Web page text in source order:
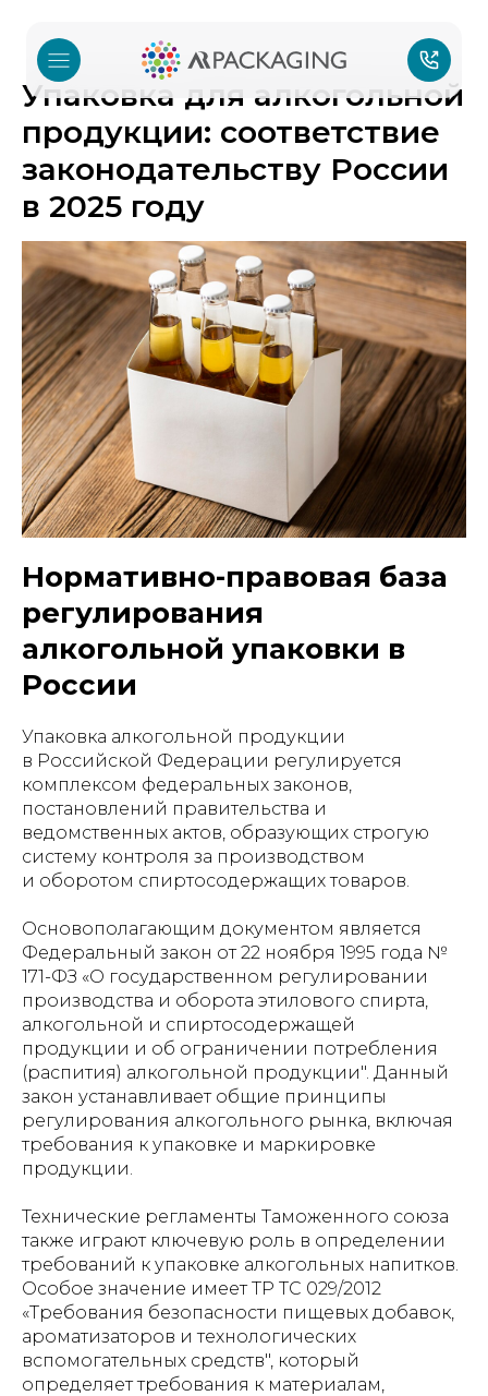
Упаковка для алкогольной
продукции: соответствие
законодательству России
в 2025 году
Нормативно-правовая база
регулирования
алкогольной упаковки в
России
Упаковка алкогольной продукции
в Российской Федерации регулируется
комплексом федеральных законов,
постановлений правительства и
ведомственных актов, образующих строгую
систему контроля за производством
и оборотом спиртосодержащих товаров.
Основополагающим документом является
Федеральный закон от 22 ноября 1995 года №
171-ФЗ «О государственном регулировании
производства и оборота этилового спирта,
алкогольной и спиртосодержащей
продукции и об ограничении потребления
(распития) алкогольной продукции". Данный
закон устанавливает общие принципы
регулирования алкогольного рынка, включая
требования к упаковке и маркировке
продукции.
Технические регламенты Таможенного союза
также играют ключевую роль в определении
требований к упаковке алкогольных напитков.
Особое значение имеет ТР ТС 029/2012
«Требования безопасности пищевых добавок,
ароматизаторов и технологических
вспомогательных средств", который
определяет требования к материалам,